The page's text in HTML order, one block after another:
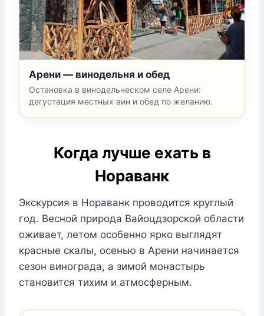
Арени — винодельня и обед
Остановка в винодельческом селе Арени:
дегустация местных вин и обед по желанию.
Когда лучше ехать в
Нораванк
Экскурсия в Нораванк проводится круглый
год. Весной природа Вайоцдзорской области
оживает, летом особенно ярко выглядят
красные скалы, осенью в Арени начинается
сезон винограда, а зимой монастырь
становится тихим и атмосферным.